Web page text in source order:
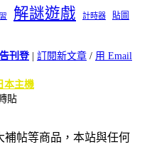
解謎遊戲 計時器
貼圖
刊登| 訂閱新文章 / 用 Email
本主機
貼
補帖等商品，本站與任何